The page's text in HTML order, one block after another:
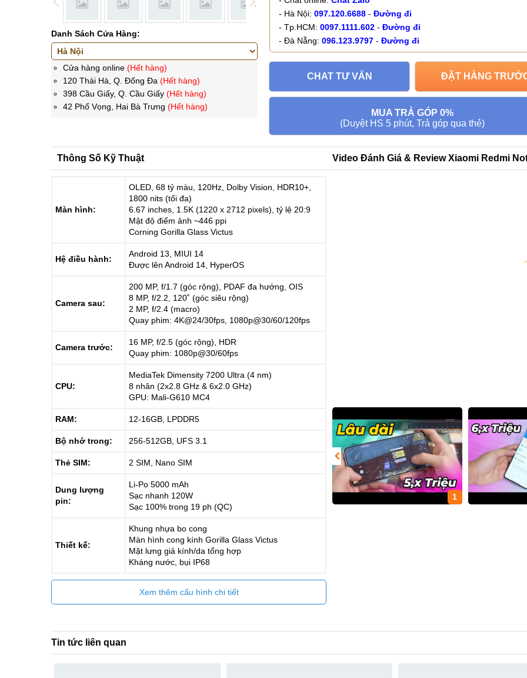
Danh Sách Cửa Hàng:
Cửa hàng online (Hết hàng)
120 Thái Hà, Q. Đống Đa (Hết hàng)
398 Cầu Giấy, Q. Cầu Giấy (Hết hàng)
42 Phố Vọng, Hai Bà Trưng (Hết hàng)
- Hà Nội: 097.120.6688 - Đường đi
- Tp.HCM: 0097.1111.602 - Đường đi
- Đà Nẵng: 096.123.9797 - Đường đi
CHAT TƯ VẤN ĐẶT HÀNG
MUA TRẢ GÓP 0%
(Duyệt HS 5 phút, Trả góp qua thẻ)
Thông Số Kỹ Thuật
Màn hình:
OLED, 68 tỷ màu, 120Hz, Dolby Vision, HDR10+,
1800 nits (tối đa)
6.67 inches, 1.5K (1220 x 2712 pixels), tỷ lệ 20:9
Mật độ điểm ảnh ~446 ppi
Corning Gorilla Glass Victus
Hệ điều hành:
Android 13, MIUI 14
Được lên Android 14, HyperOS
Camera sau:
200 MP, f/1.7 (góc rộng), PDAF đa hướng, OIS
8 MP, f/2.2, 120˚ (góc siêu rộng)
2 MP, f/2.4 (macro)
Quay phim: 4K@24/30fps, 1080p@30/60/120fps
Camera trước:
16 MP, f/2.5 (góc rộng), HDR
Quay phim: 1080p@30/60fps
CPU:
MediaTek Dimensity 7200 Ultra (4 nm)
8 nhân (2x2.8 GHz & 6x2.0 GHz)
GPU: Mali-G610 MC4
RAM: 12-16GB, LPDDR5
Bộ nhớ trong: 256-512GB, UFS 3.1
Thẻ SIM: 2 SIM, Nano SIM
Dung lượng
pin:
Li-Po 5000 mAh
Sạc nhanh 120W
Sạc 100% trong 19 ph (QC)
Thiết kế:
Khung nhựa bo cong
Màn hình cong kính Gorilla Glass Victus
Mặt lưng giả kính/da tổng hợp
Kháng nước, bụi IP68
Xem thêm cấu hình chi tiết
Video Đánh Giá & Review Xiaomi Redmi
1
Tin tức liên quan